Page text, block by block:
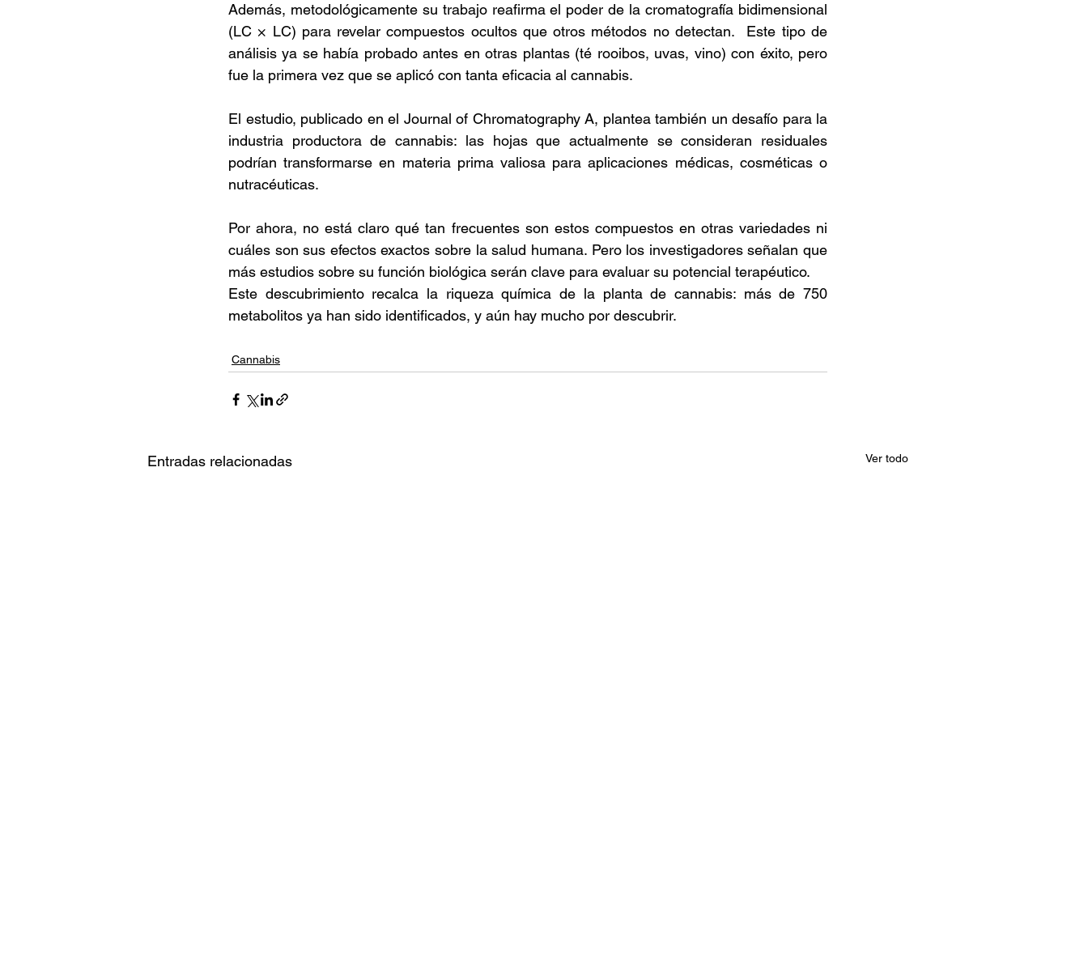
Además, metodológicamente su trabajo reafirma el poder de la cromatografía bidimensional
(LC × LC) para revelar compuestos ocultos que otros métodos no detectan.  Este tipo de
análisis ya se había probado antes en otras plantas (té rooibos, uvas, vino) con éxito, pero
fue la primera vez que se aplicó con tanta eficacia al cannabis.
El estudio, publicado en el Journal of Chromatography A, plantea también un desafío para la
industria productora de cannabis: las hojas que actualmente se consideran residuales
podrían transformarse en materia prima valiosa para aplicaciones médicas, cosméticas o
nutracéuticas.
Por ahora, no está claro qué tan frecuentes son estos compuestos en otras variedades ni
cuáles son sus efectos exactos sobre la salud humana. Pero los investigadores señalan que
más estudios sobre su función biológica serán clave para evaluar su potencial terapéutico.
Este descubrimiento recalca la riqueza química de la planta de cannabis: más de 750
metabolitos ya han sido identificados, y aún hay mucho por descubrir.
Cannabis
Entradas relacionadas Ver todo